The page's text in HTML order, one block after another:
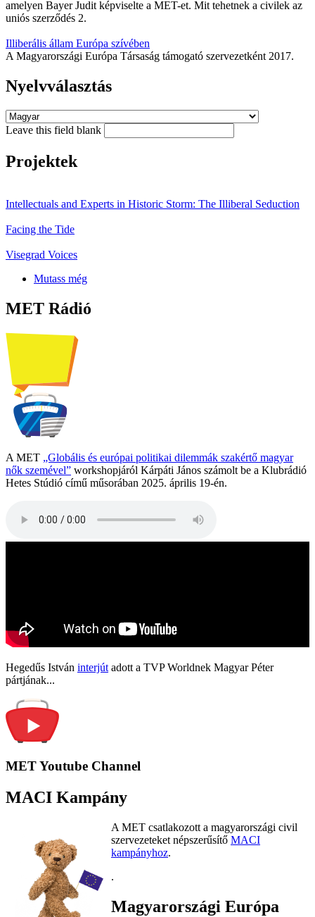
amelyen Bayer Judit képviselte a MET-et. Mit tehetnek a civilek az
uniós szerződés 2.
Illiberális állam Európa szívében
A Magyarországi Európa Társaság támogató szervezetként 2017.
Nyelvválasztás
Leave this field blank
Projektek
Intellectuals and Experts in Historic Storm: The Illiberal Seduction
Facing the Tide
Visegrad Voices
Mutass még
MET Rádió
A MET „Globális és európai politikai dilemmák szakértő magyar
nők szemével” workshopjáról Kárpáti János számolt be a Klubrádió
Hetes Stúdió című műsorában 2025. április 19-én.
Hegedűs István interjút adott a TVP Worldnek Magyar Péter
pártjának...
MET Youtube Channel
MACI Kampány
A MET csatlakozott a magyarországi civil
szervezeteket népszerűsítő MACI
kampányhoz.
.
Magyarországi Európa